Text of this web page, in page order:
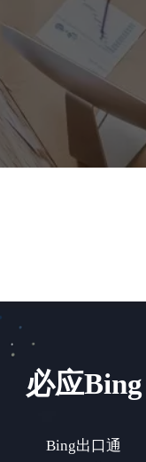
必应Bing
Bing出口通
必应Bing
Bing出口通